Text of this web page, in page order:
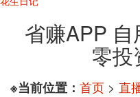
省赚APP
零投
※当前位置： 首页 > 直